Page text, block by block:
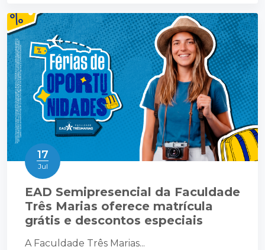
17
Jul
EAD Semipresencial da Faculdade
Três Marias oferece matrícula
grátis e descontos especiais
A Faculdade Três Marias...